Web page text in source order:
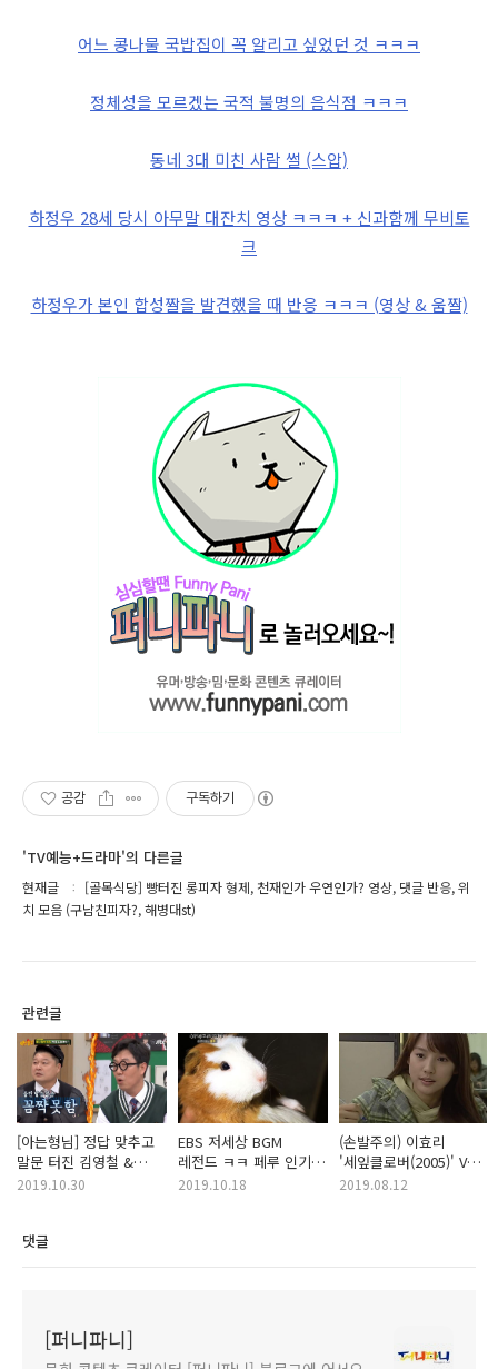
어느 콩나물 국밥집이 꼭 알리고 싶었던 것 ㅋㅋㅋ
정체성을 모르겠는 국적 불명의 음식점 ㅋㅋㅋ
동네 3대 미친 사람 썰 (스압)
하정우 28세 당시 아무말 대잔치 영상 ㅋㅋㅋ + 신과함께 무비토
크
하정우가 본인 합성짤을 발견했을 때 반응 ㅋㅋㅋ (영상 & 움짤)
공감 구독하기
'TV예능+드라마'의 다른글
현재글
[골목식당] 빵터진 롱피자 형제, 천재인가 우연인가? 영상, 댓글 반응, 위
치 모음 (구남친피자?, 해병대st)
관련글
[아는형님] 정답 맞추고
말문 터진 김영철 &
팩폭 맞은 강호동ㅋㅋ
2019.10.30
EBS 저세상 BGM
레전드 ㅋㅋ 페루 인기
메뉴 '꾸이(기니피그)' 편
2019.10.18
(손발주의) 이효리
'세잎클로버(2005)' VS
성유리 '천년지애(2003)'
2019.08.12
댓글
[퍼니파니]